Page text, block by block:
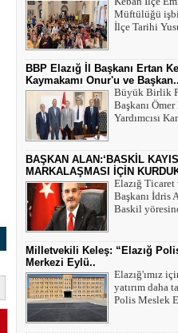
Müftülüğü
İlçe Tarihi
BBP Elazığ İl Başkanı Ertan
Kaymakamı Onur'u ve Başkan..
Büyük Birlik
Başkanı
Yardımcısı
BAŞKAN ALAN:‘BASKİL
MARKALAŞMASI İÇİN
Elazığ Ticaret
Başkanı İdris
Baskil
Milletvekili Keleş: “Elazığ
Merkezi Eylü..
Elazığ'ımız
yatırım daha
Polis Meslek